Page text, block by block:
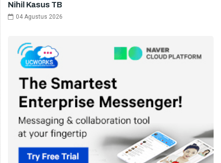
Nihil Kasus TB
04 Agustus 2026